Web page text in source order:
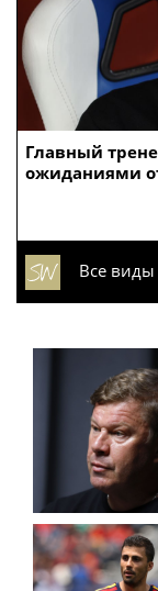
Главный
ожиданиями
Все виды